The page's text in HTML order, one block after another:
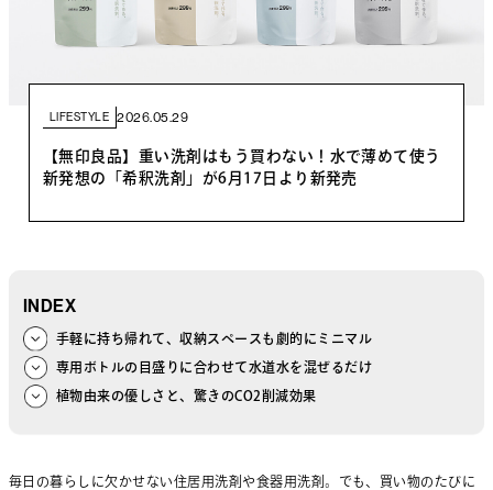
LIFESTYLE 2026.05.29
【無印良品】重い洗剤はもう買わない！水で薄めて使う
新発想の「希釈洗剤」が6月17日より新発売
INDEX
手軽に持ち帰れて、収納スペースも劇的にミニマル
専用ボトルの目盛りに合わせて水道水を混ぜるだけ
植物由来の優しさと、驚きのCO2削減効果
毎日の暮らしに欠かせない住居用洗剤や食器用洗剤。でも、買い物のたびに